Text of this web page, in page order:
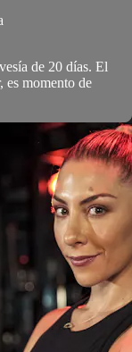
de 20 días. El
es momento de